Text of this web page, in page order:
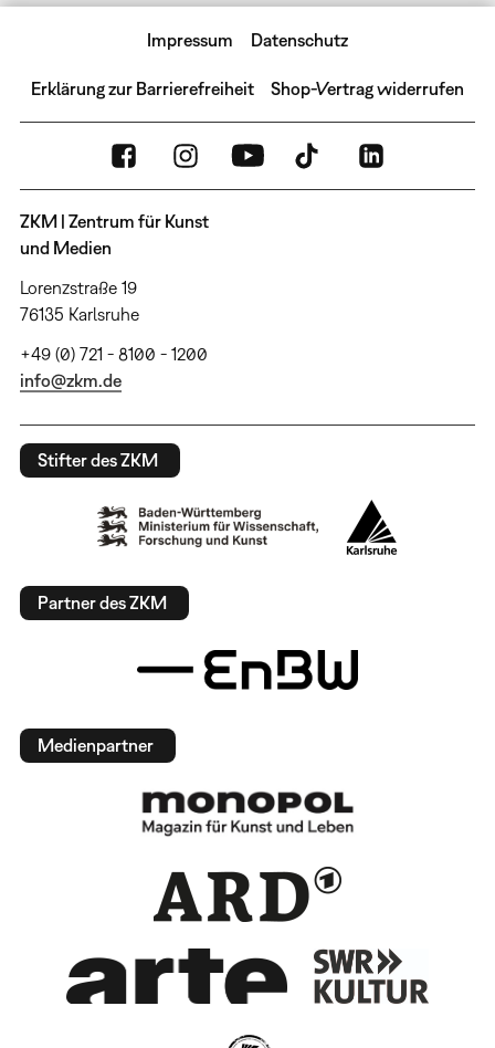
Impressum Datenschutz
Erklärung zur Barrierefreiheit Shop-Vertrag widerrufen
ZKM | Zentrum für Kunst
und Medien
Lorenzstraße 19
76135 Karlsruhe
+49 (0) 721 - 8100 - 1200
info@zkm.de
Stifter des ZKM
Partner des ZKM
Medienpartner